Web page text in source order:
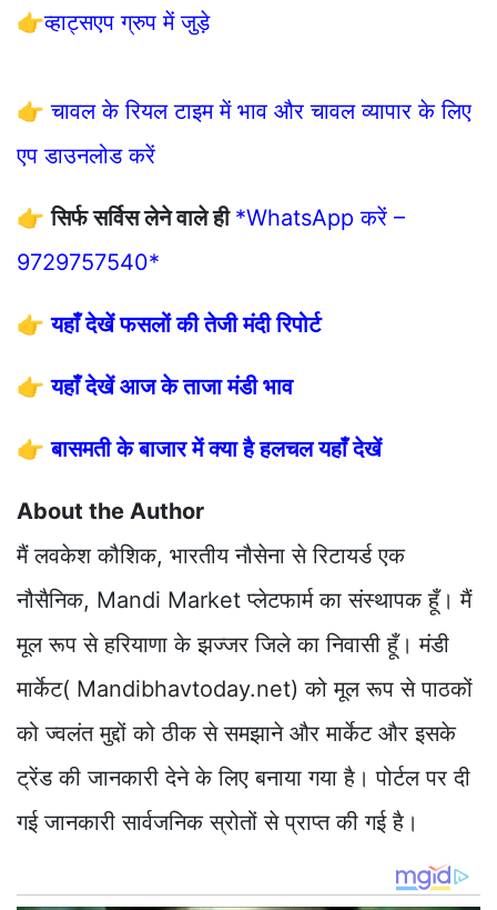
👉व्हाट्सएप ग्रुप में जुड़े
👉चावल के रियल टाइम में भाव और चावल व्यापार के लिए
एप डाउनलोड करें
👉सिर्फ सर्विस लेने वाले ही *WhatsApp करें –
9729757540*
👉यहाँ देखें फसलों की तेजी मंदी रिपोर्ट
👉यहाँ देखें आज के ताजा मंडी भाव
👉बासमती के बाजार में क्या है हलचल यहाँ देखें
About the Author
मैं लवकेश कौशिक, भारतीय नौसेना से रिटायर्ड एक
नौसैनिक, Mandi Market प्लेटफार्म का संस्थापक हूँ। मैं
मूल रूप से हरियाणा के झज्जर जिले का निवासी हूँ। मंडी
मार्केट( Mandibhavtoday.net) को मूल रूप से पाठकों
को ज्वलंत मुद्दों को ठीक से समझाने और मार्केट और इसके
ट्रेंड की जानकारी देने के लिए बनाया गया है। पोर्टल पर दी
गई जानकारी सार्वजनिक स्रोतों से प्राप्त की गई है।